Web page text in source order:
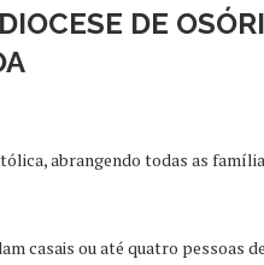
DE
abrangendo todas as
casais ou até quatro pessoas